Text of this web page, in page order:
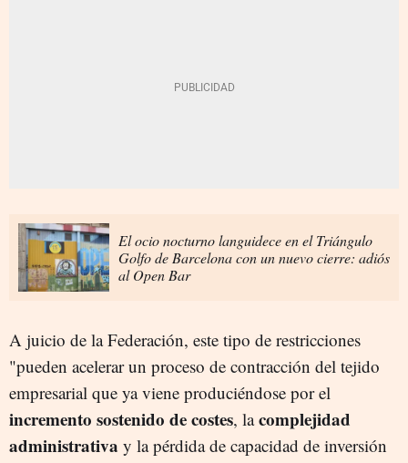
El ocio nocturno languidece en el Triángulo
Golfo de Barcelona con un nuevo cierre: adiós
al Open Bar
A juicio de la Federación, este tipo de restricciones
"pueden acelerar un proceso de contracción del tejido
empresarial que ya viene produciéndose por el
incremento sostenido de costes, lacomplejidad
administrativa y la pérdida de capacidad de inversión